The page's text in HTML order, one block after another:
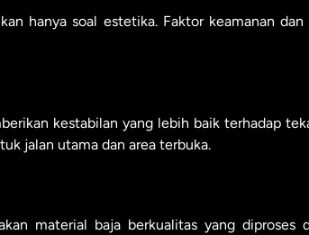
hanya soal estetika. Faktor keamanan
kestabilan yang lebih baik terhadap
jalan utama dan area terbuka.
material baja berkualitas yang diproses